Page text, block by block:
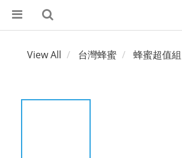
View All 台灣蜂蜜 蜂蜜超值組